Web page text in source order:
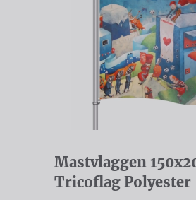
Mastvlaggen
Tricoflag Polyester